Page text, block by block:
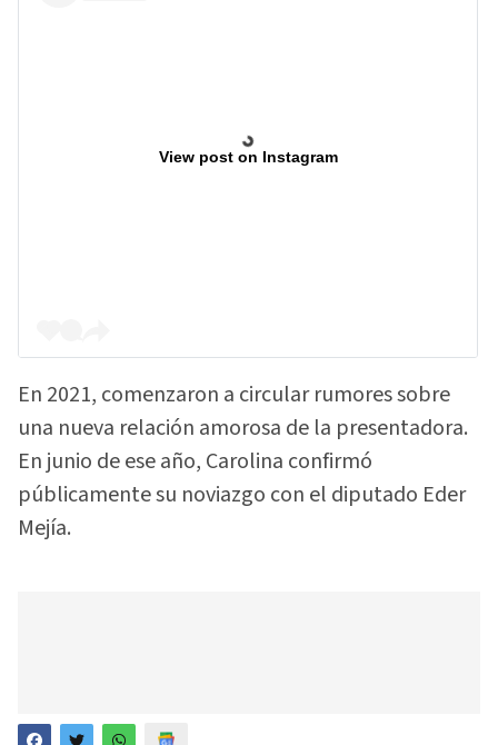
View post on Instagram
En 2021, comenzaron a circular rumores sobre
una nueva relación amorosa de la presentadora.
En junio de ese año, Carolina confirmó
públicamente su noviazgo con el diputado Eder
Mejía.